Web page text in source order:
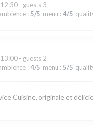
- guests 3
: 5/5 menu : 4/5
- guests 2
: 4/5 menu : 5/5
Cuisine, originale et